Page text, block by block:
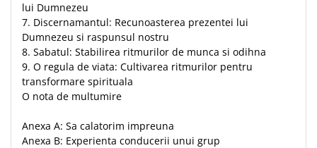
lui Dumnezeu
7. Discernamantul: Recunoasterea prezentei lui
Dumnezeu si raspunsul nostru
8. Sabatul: Stabilirea ritmurilor de munca si odihna
9. O regula de viata: Cultivarea ritmurilor pentru
transformare spirituala
O nota de multumire
Anexa A: Sa calatorim impreuna
Anexa B: Experienta conducerii unui grup